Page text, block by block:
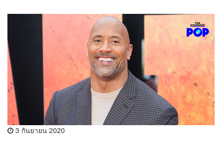
3 กันยายน 2020